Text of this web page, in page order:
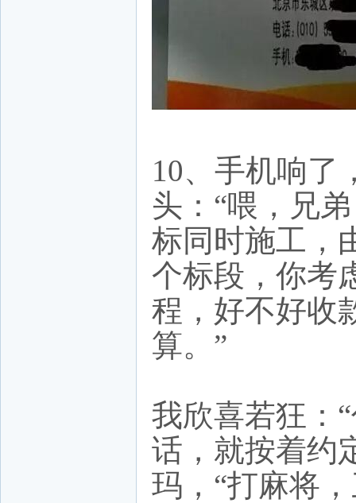
10、手机响了
头：“喂，兄
标同时施工，
个标段，你考
程，好不好收
算。”
我欣喜若狂：
话，就按着约
玛，“打麻将